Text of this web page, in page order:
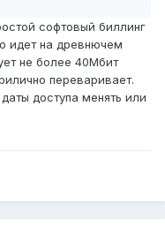
софтовый биллинг
идет на древнючем
не более 40Мбит
переваривает.
доступа менять или